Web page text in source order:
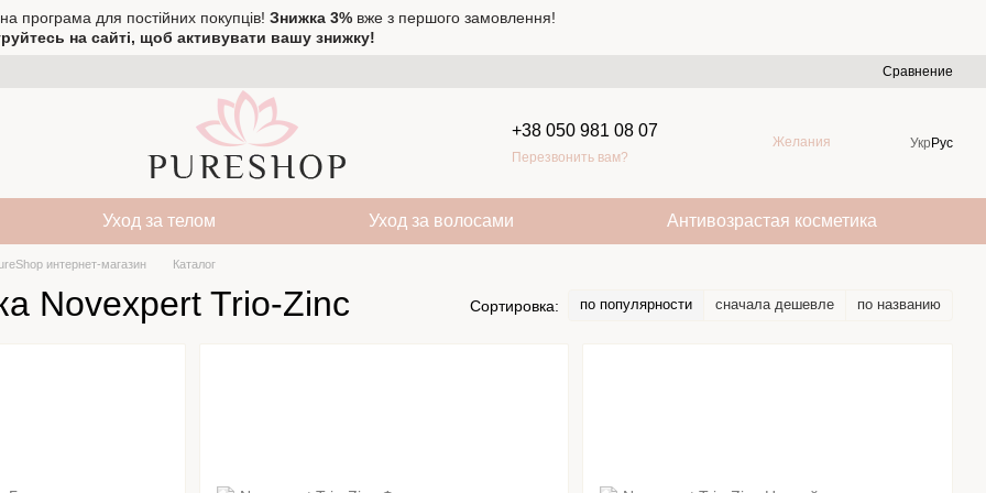
програма для постійних покупців! Знижка 3% вже з першого замовлення!
на сайті, щоб активувати вашу знижку!
Сравнение
+38 050 981 08 07
Перезвонить вам?
Желания Укр Рус
Уход за телом Уход за волосами Антивозрастая косметика
интернет-магазин Каталог
Novexpert Trio-Zinc Сортировка: по популярности сначала дешевле по названию